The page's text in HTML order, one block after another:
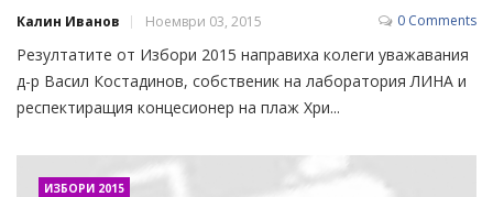
Калин Иванов Ноември 03, 2015 0 Comments
Резултатите от Избори 2015 направиха колеги уважавания
д-р Васил Костадинов, собственик на лаборатория ЛИНА и
респектиращия концесионер на плаж Хри...
ИЗБОРИ 2015